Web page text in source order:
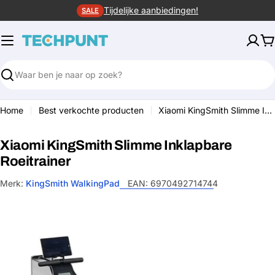
naar
inhoud
SALE Tijdelijke aanbiedingen!
Zoeken
Home Best verkochte producten Xiaomi KingSmith Slimme Inklapbare Roeitrainer
Xiaomi KingSmith Slimme Inklapbare
Roeitrainer
Merk: KingSmith WalkingPad EAN: 6970492714744